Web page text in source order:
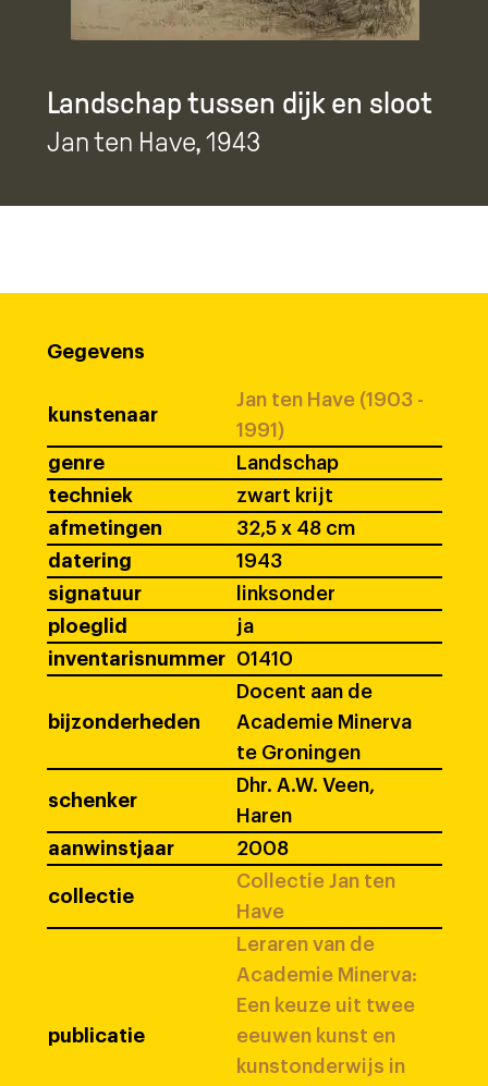
Landschap tussen dijk en sloot
Jan ten Have, 1943
Gegevens
kunstenaar
Jan ten Have (1903 -
1991)
genre
Landschap
techniek
zwart krijt
afmetingen
32,5 x 48 cm
datering
1943
signatuur
linksonder
ploeglid
ja
inventarisnummer
01410
bijzonderheden
Docent aan de
Academie Minerva
te Groningen
schenker
Dhr. A.W. Veen,
Haren
aanwinstjaar
2008
collectie
Collectie Jan ten
Have
publicatie
Leraren van de
Academie Minerva:
Een keuze uit twee
eeuwen kunst en
kunstonderwijs in